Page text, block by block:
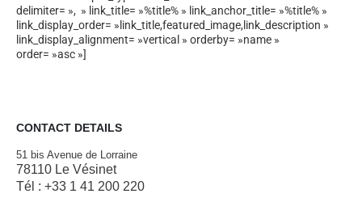
delimiter= », » link_title= »%title% » link_anchor_title= »%title% »
link_display_order= »link_title,featured_image,link_description »
link_display_alignment= »vertical » orderby= »name »
order= »asc »]
CONTACT DETAILS
51 bis Avenue de Lorraine
78110 Le Vésinet
Tél : +33 1 41 200 220